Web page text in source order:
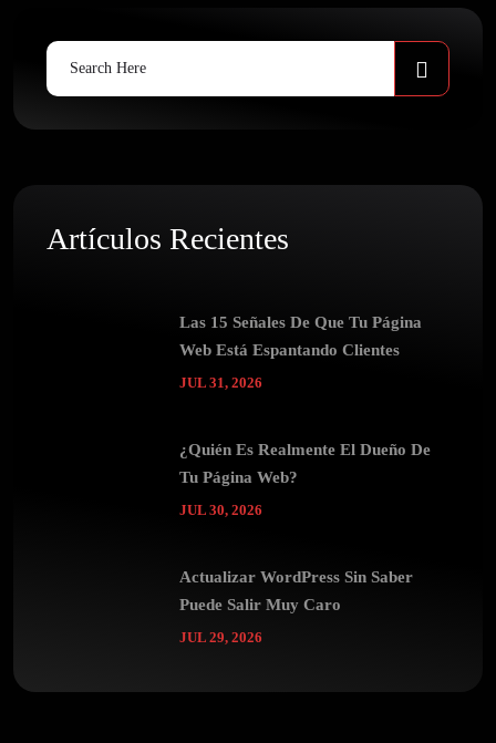
Search
for:
Artículos Recientes
Las 15 Señales De Que Tu Página
Web Está Espantando Clientes
JUL 31, 2026
¿Quién Es Realmente El Dueño De
Tu Página Web?
JUL 30, 2026
Actualizar WordPress Sin Saber
Puede Salir Muy Caro
JUL 29, 2026